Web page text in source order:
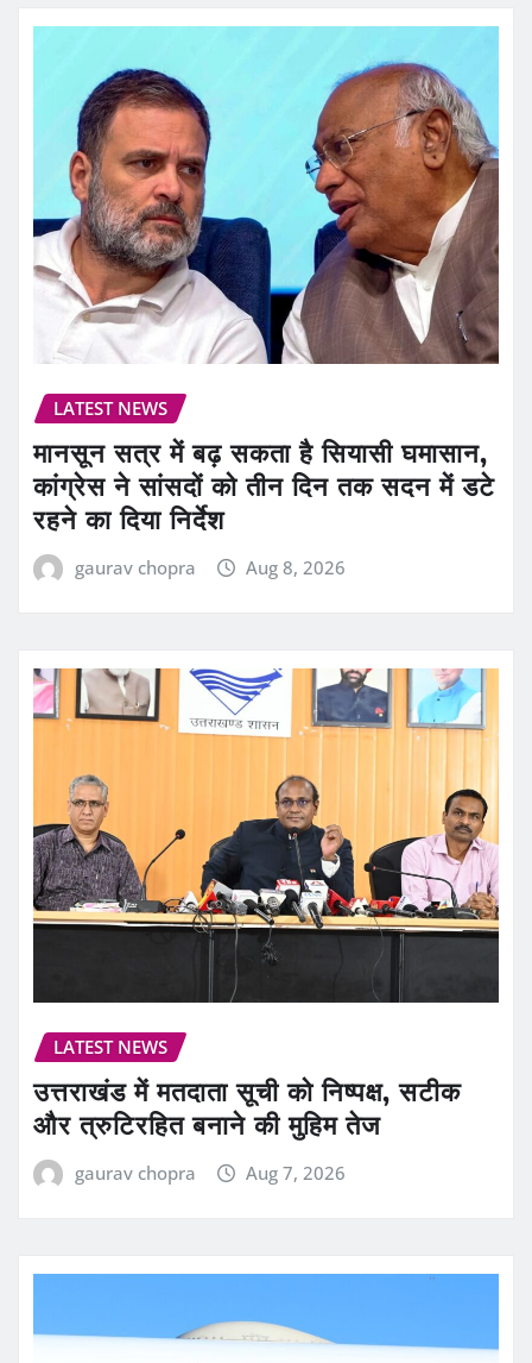
LATEST NEWS
मानसून सत्र में बढ़ सकता है सियासी घमासान,
कांग्रेस ने सांसदों को तीन दिन तक सदन में डटे
रहने का दिया निर्देश
gaurav chopra Aug 8, 2026
LATEST NEWS
उत्तराखंड में मतदाता सूची को निष्पक्ष, सटीक
और त्रुटिरहित बनाने की मुहिम तेज
gaurav chopra Aug 7, 2026